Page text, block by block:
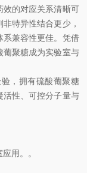
效的对应关系清晰可
特异性结合更少，
系兼容性更佳。凭借
葡聚糖成为实验室与
，拥有硫酸葡聚糖
活性、可控分子量与
用。。